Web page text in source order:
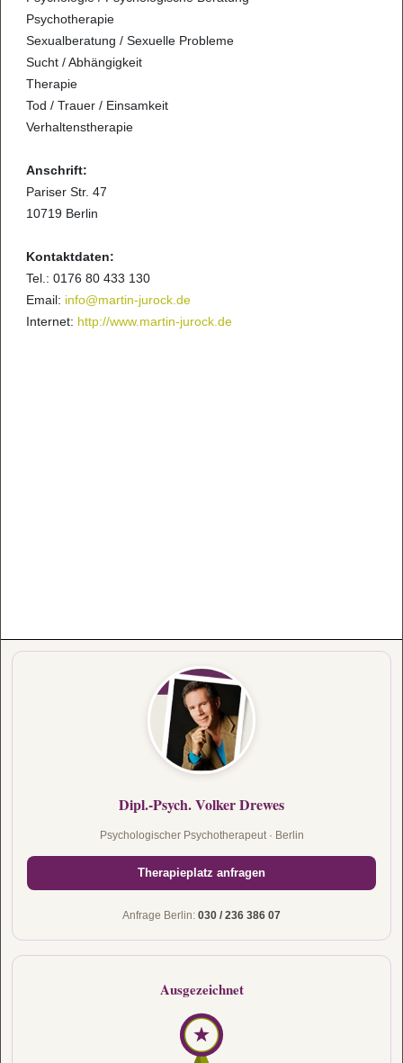
Psychotherapie
Sexualberatung / Sexuelle Probleme
Sucht / Abhängigkeit
Therapie
Tod / Trauer / Einsamkeit
Verhaltenstherapie
Anschrift:
Pariser Str. 47
10719 Berlin
Kontaktdaten:
Tel.: 0176 80 433 130
Email: info@martin-jurock.de
Internet: http://www.martin-jurock.de
Dipl.-Psych. Volker Drewes
Psychologischer Psychotherapeut · Berlin
Therapieplatz anfragen
Anfrage Berlin: 030 / 236 386 07
Ausgezeichnet